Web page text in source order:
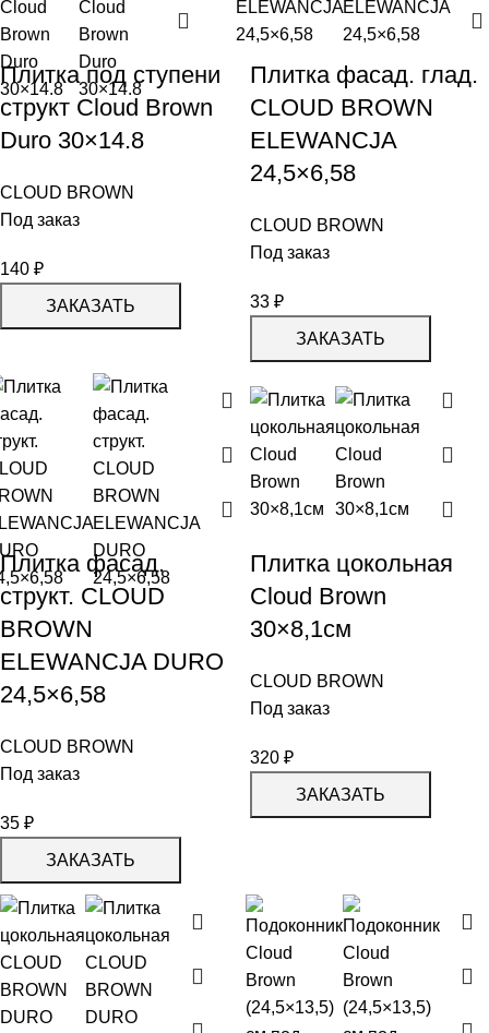
Плитка под ступени
структ Cloud Brown
Duro 30×14.8
CLOUD BROWN
Под заказ
140 ₽
ЗАКАЗАТЬ
Плитка фасад. глад.
CLOUD BROWN
ELEWANCJA
24,5×6,58
CLOUD BROWN
Под заказ
33 ₽
ЗАКАЗАТЬ
Плитка фасад.
структ. CLOUD
BROWN
ELEWANCJA DURO
24,5×6,58
CLOUD BROWN
Под заказ
35 ₽
ЗАКАЗАТЬ
Плитка цокольная
Cloud Brown
30×8,1см
CLOUD BROWN
Под заказ
320 ₽
ЗАКАЗАТЬ